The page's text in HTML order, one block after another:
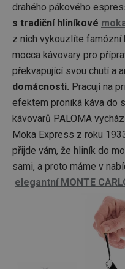
drahého pákového
s tradiční hliníkové
z nich vykouzlíte famózní
mocca kávovary pro
překvapující svou chutí a
domácnosti. Pracují na
efektem proniká káva do
kávovarů PALOMA
Moka Express z roku
přijde vám, že hliník do
sami, a proto máme v
elegantní MONTE